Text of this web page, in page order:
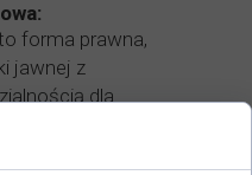
forma prawna,
jawnej z
dla
skład spółki